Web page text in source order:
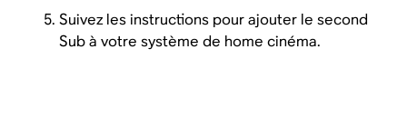
Suivez les instructions pour ajouter le second
Sub à votre système de home cinéma.